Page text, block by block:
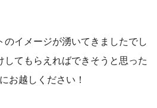
イメージが湧いてきましたでし
してもらえればできそうと思った
お越しください！